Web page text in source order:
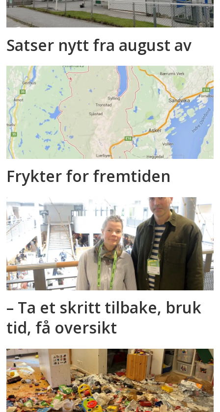
Satser nytt fra august av
Frykter for fremtiden
– Ta et skritt tilbake, bruk
tid, få oversikt